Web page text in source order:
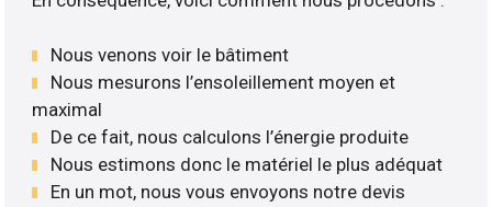
Nous venons voir le bâtiment
Nous mesurons l’ensoleillement moyen et
maximal
De ce fait, nous calculons l’énergie produite
Nous estimons donc le matériel le plus adéquat
En un mot, nous vous envoyons notre devis